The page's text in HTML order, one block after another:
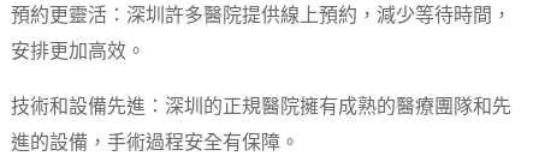
預約更靈活：深圳許多醫院提供線上預約，減少等待時間，
安排更加高效。
技術和設備先進：深圳的正規醫院擁有成熟的醫療團隊和先
進的設備，手術過程安全有保障。